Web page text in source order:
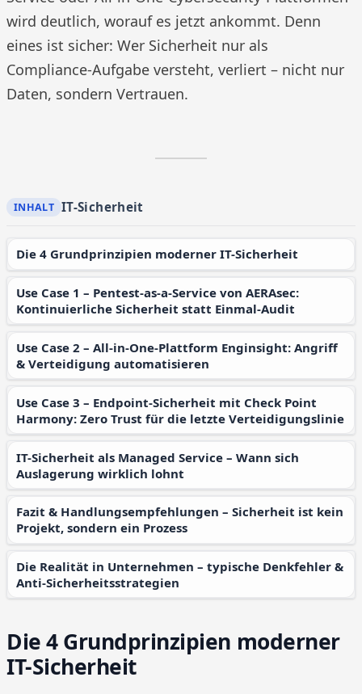
wird deutlich, worauf es jetzt ankommt. Denn
eines ist sicher: Wer Sicherheit nur als
Compliance-Aufgabe versteht, verliert – nicht nur
Daten, sondern Vertrauen.
IT-Sicherheit
Die 4 Grundprinzipien moderner IT-Sicherheit
Use Case 1 – Pentest-as-a-Service von AERAsec:
Kontinuierliche Sicherheit statt Einmal-Audit
Use Case 2 – All-in-One-Plattform Enginsight: Angriff
& Verteidigung automatisieren
Use Case 3 – Endpoint-Sicherheit mit Check Point
Harmony: Zero Trust für die letzte Verteidigungslinie
IT-Sicherheit als Managed Service – Wann sich
Auslagerung wirklich lohnt
Fazit & Handlungsempfehlungen – Sicherheit ist kein
Projekt, sondern ein Prozess
Die Realität in Unternehmen – typische Denkfehler &
Anti-Sicherheitsstrategien
Die 4 Grundprinzipien moderner
IT-Sicherheit